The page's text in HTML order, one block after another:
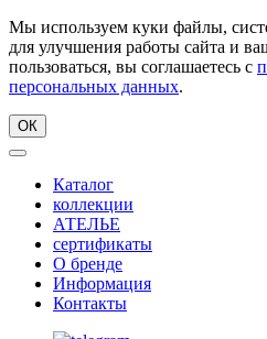
Мы используем куки файлы,
для улучшения работы сайта и
пользоваться, вы соглашаетесь с
персональных данных.
ОК
Каталог
коллекции
АТЕЛЬЕ
сертификаты
О бренде
Информация
Контакты